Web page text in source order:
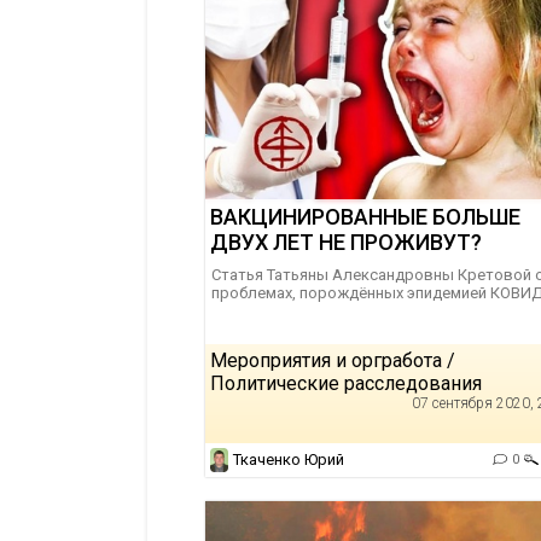
ВАКЦИНИРОВАННЫЕ БОЛЬШЕ
ДВУХ ЛЕТ НЕ ПРОЖИВУТ?
Статья Татьяны Александровны Кретовой
проблемах, порождённых эпидемией
Мероприятия и оргработа /
Политические расследования
07 сентября 2020,
Ткаченко Юрий 0